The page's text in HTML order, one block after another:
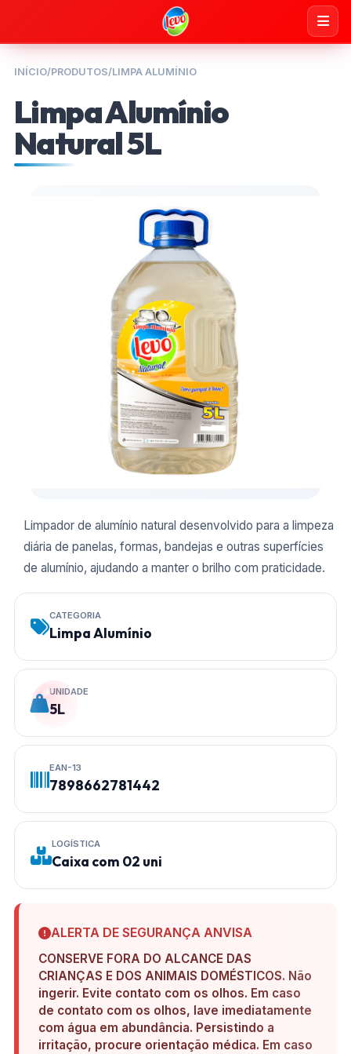
INÍCIO/PRODUTOS/LIMPA ALUMÍNIO
Limpa Alumínio
Natural 5L
Limpador de alumínio natural desenvolvido para a limpeza
diária de panelas, formas, bandejas e outras superfícies
de alumínio, ajudando a manter o brilho com praticidade.
CATEGORIA
Limpa Alumínio
UNIDADE
5L
EAN-13
7898662781442
LOGÍSTICA
Caixa com 02 uni
ALERTA DE SEGURANÇA ANVISA
CONSERVE FORA DO ALCANCE DAS
CRIANÇAS E DOS ANIMAIS DOMÉSTICOS. Não
ingerir. Evite contato com os olhos. Em caso
de contato com os olhos, lave imediatamente
com água em abundância. Persistindo a
irritação, procure orientação médica. Em caso